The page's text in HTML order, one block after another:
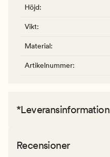
Höjd:
Vikt:
Material:
Artikelnummer:
*Leveransinformation
Recensioner